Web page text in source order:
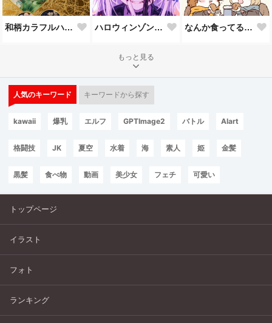
和柄カラフルハート ハロウィンゾンビメイクJKカボチャ乗せ なんか食ってるネズミ
もっと見る
人気のキーワード キーワードから探す
kawaii 爆乳 エルフ GPTImage2 バトル AIart
格闘技 JK 夏空 水着 海 素人 姫 金髪
黒髪 食べ物 動画 美少女 フェチ 可愛い
トップページ
イラスト
フォト
ランキング